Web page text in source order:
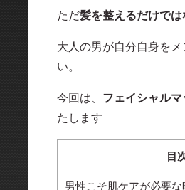
ただ髪を整えるだけでは
大人の男が自分自身を
い。
今回は、 フェイシャル
たします
目
男性こそ肌ケアが必要な